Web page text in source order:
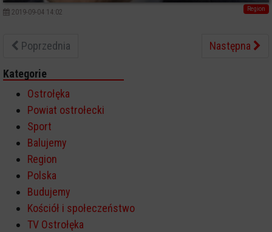
Region
2019-09-04 14:02
Poprzednia Następna
Kategorie
Ostrołęka
Powiat ostrołecki
Sport
Balujemy
Region
Polska
Budujemy
Kościół i społeczeństwo
TV Ostrołęka